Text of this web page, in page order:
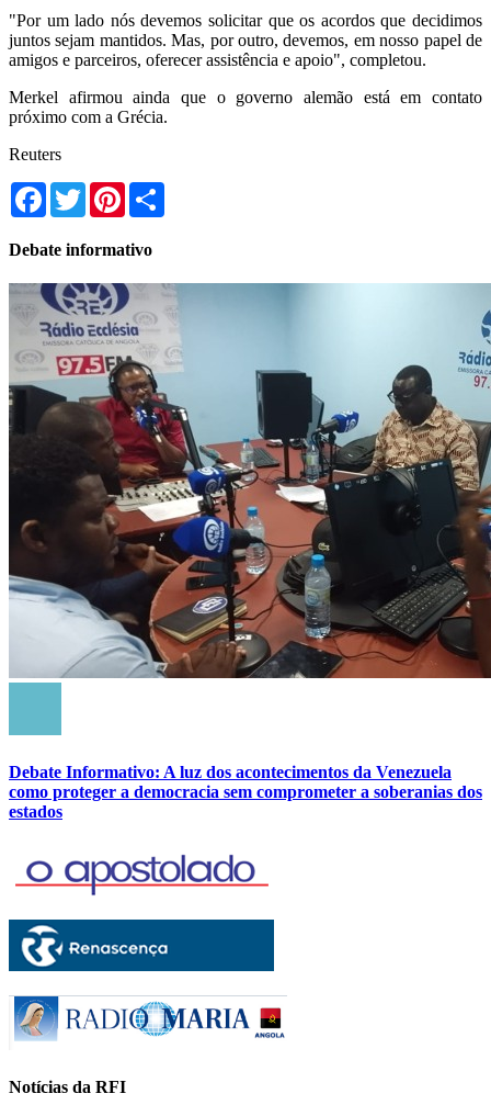
"Por um lado nós devemos solicitar que os acordos que decidimos
juntos sejam mantidos. Mas, por outro, devemos, em nosso papel de
amigos e parceiros, oferecer assistência e apoio", completou.
Merkel afirmou ainda que o governo alemão está em contato
próximo com a Grécia.
Reuters
Facebook
TwitterPinterest
Debate informativo
Debate Informativo: A luz dos acontecimentos da Venezuela
como proteger a democracia sem comprometer a soberanias dos
estados
Notícias da RFI